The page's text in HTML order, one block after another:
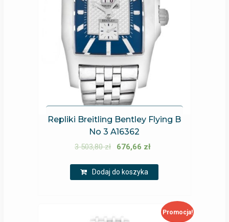
Repliki Breitling Bentley Flying B
No 3 A16362
3 503,80zł 676,66 zł
Dodaj do koszyka
Promocja!